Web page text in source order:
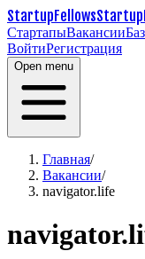
StartupFellows
СтартапыВакансии
ВойтиРегистрация
Open menu
Главная/
Вакансии/
navigator.life